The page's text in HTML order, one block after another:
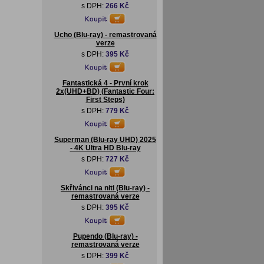
s DPH: 266 Kč
Ucho (Blu-ray) - remastrovaná
verze
s DPH: 395 Kč
Fantastická 4 - První krok
2x(UHD+BD) (Fantastic Four:
First Steps)
s DPH: 779 Kč
Superman (Blu-ray UHD) 2025
- 4K Ultra HD Blu-ray
s DPH: 727 Kč
Skřivánci na niti (Blu-ray) -
remastrovaná verze
s DPH: 395 Kč
Pupendo (Blu-ray) -
remastrovaná verze
s DPH: 399 Kč